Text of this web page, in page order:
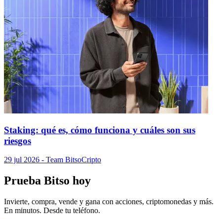
Staking: qué es, cómo funciona y cuáles son sus
riesgos
29 jul 2026 - Team BitsoCripto
Prueba Bitso hoy
Invierte, compra, vende y gana con acciones, criptomonedas y más.
En minutos. Desde tu teléfono.